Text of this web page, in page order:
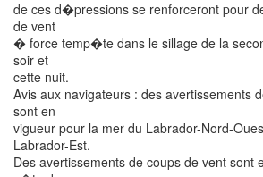
de ces d�pressions se renforceront pour
de vent
� force temp�te dans le sillage de la
soir et
cette nuit.
Avis aux navigateurs : des avertissements
sont en
vigueur pour la mer du Labrador-Nord-
Labrador-Est.
Des avertissements de coups de vent sont